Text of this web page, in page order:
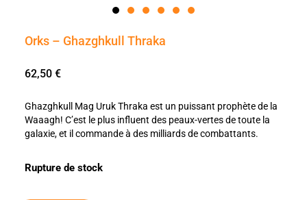
Orks – Ghazghkull Thraka
62,50 €
Ghazghkull Mag Uruk Thraka est un puissant prophète de la
Waaagh! C’est le plus influent des peaux-vertes de toute la
galaxie, et il commande à des milliards de combattants.
Rupture de stock